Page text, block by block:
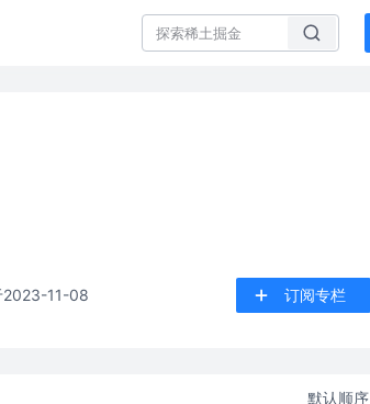
2023-11-08 订阅专栏
默认顺序